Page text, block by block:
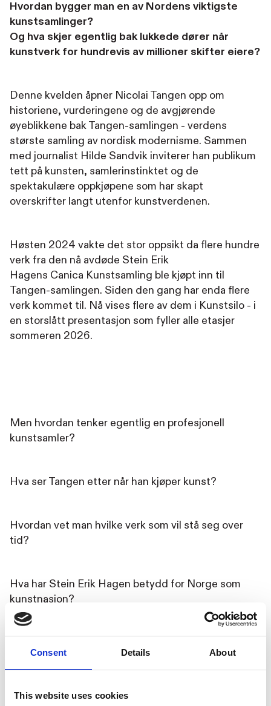
Consent Details About
This website uses cookies
Hvordan bygger man en av Nordens viktigste
kunstsamlinger?
Og hva skjer egentlig bak lukkede dører når
kunstverk for hundrevis av millioner skifter eiere?
Denne kvelden åpner Nicolai Tangen opp om
historiene, vurderingene og de avgjørende
øyeblikkene bak Tangen-samlingen - verdens
største samling av nordisk modernisme. Sammen
med journalist Hilde Sandvik inviterer han publikum
tett på kunsten, samlerinstinktet og de
spektakulære oppkjøpene som har skapt
overskrifter langt utenfor kunstverdenen.
Høsten 2024 vakte det stor oppsikt da flere hundre
verk fra den nå avdøde Stein Erik
Hagens Canica Kunstsamling ble kjøpt inn til
Tangen-samlingen. Siden den gang har enda flere
verk kommet til. Nå vises flere av dem i Kunstsilo - i
en storslått presentasjon som fyller alle etasjer
sommeren 2026.
Men hvordan tenker egentlig en profesjonell
kunstsamler?
Hva ser Tangen etter når han kjøper kunst?
Hvordan vet man hvilke verk som vil stå seg over
tid?
Hva har Stein Erik Hagen betydd for Norge som
kunstnasjon?
Norge snakker om?